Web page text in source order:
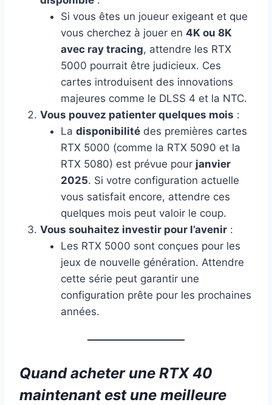
Si vous êtes un joueur exigeant et que
vous cherchez à jouer en 4K ou 8K
avec ray tracing, attendre les RTX
5000 pourrait être judicieux. Ces
cartes introduisent des innovations
majeures comme le DLSS 4 et la NTC.
Vous pouvez patienter quelques mois :
La disponibilité des premières cartes
RTX 5000 (comme la RTX 5090 et la
RTX 5080) est prévue pour janvier
2025. Si votre configuration actuelle
vous satisfait encore, attendre ces
quelques mois peut valoir le coup.
Vous souhaitez investir pour l’avenir :
Les RTX 5000 sont conçues pour les
jeux de nouvelle génération. Attendre
cette série peut garantir une
configuration prête pour les prochaines
années.
Quand acheter une RTX 40
maintenant est une meilleure